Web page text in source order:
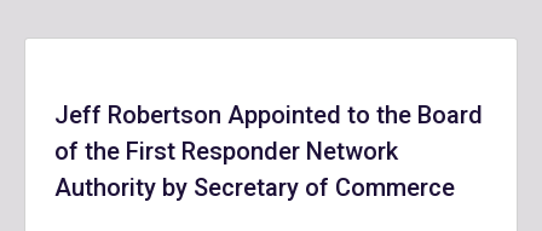
Jeff Robertson Appointed to the Board
of the First Responder Network
Authority by Secretary of Commerce